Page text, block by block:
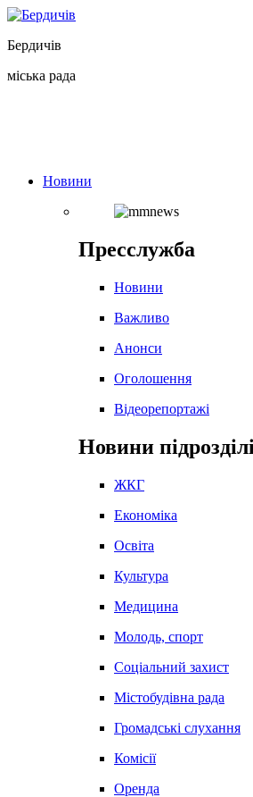
Перейти
вмісту
Бердичів
міська рада
Новини
Пресслужба
Новини
Важливо
Анонси
Оголошення
Відеорепортажі
Новини
ЖКГ
Економіка
Освіта
Культура
Медицина
Молодь, спорт
Соціальний захист
Містобудівна рада
Громадські слухання
Комісії
Оренда